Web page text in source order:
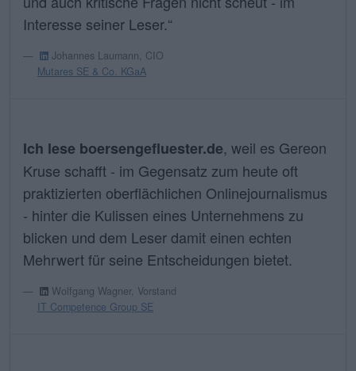
Interesse seiner Leser.“
Johannes Laumann, CIO
Mutares SE & Co. KGaA
Ich lese boersengefluester.de, weil es Gereon
Kruse schafft - im Gegensatz zum heute oft
praktizierten oberflächlichen Onlinejournalismus
- hinter die Kulissen eines Unternehmens zu
blicken und dem Leser damit einen echten
Mehrwert für seine Entscheidungen bietet.
Wolfgang Wagner, Vorstand
IT Competence Group SE